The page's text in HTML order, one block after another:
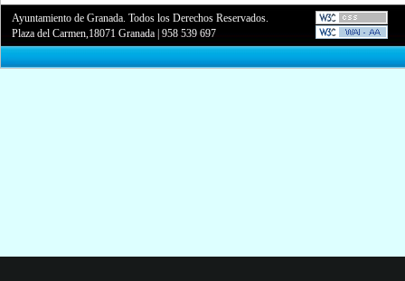
Ayuntamiento de Granada. Todos los Derechos Reservados.
Plaza del Carmen,18071 Granada |958 539 697